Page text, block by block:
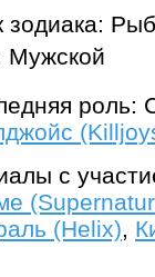
зодиака:
Мужской
роль:
с
(Helix),